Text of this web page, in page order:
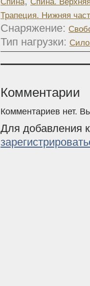
Трапеция. Нижняя
Снаряжение:
Тип нагрузки:
Комментарии
Комментариев нет.
Для добавления